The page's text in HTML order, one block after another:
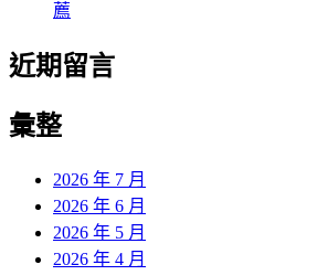
薦
近期留言
彙整
2026 年 7 月
2026 年 6 月
2026 年 5 月
2026 年 4 月